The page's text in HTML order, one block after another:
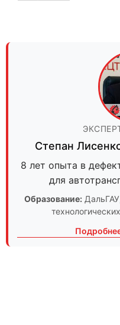
Степан
8 лет опыта в
для
Образование: ДальГАУ